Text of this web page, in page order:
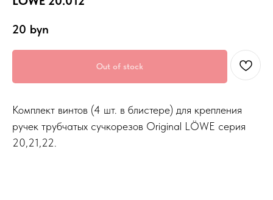
20 byn
Out of stock
Комплект винтов (4 шт. в блистере) для крепления
ручек трубчатых сучкорезов Original LÖWE серия
20,21,22.